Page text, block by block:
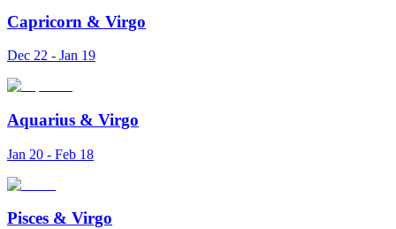
Capricorn & Virgo
Dec 22 - Jan 19
Aquarius & Virgo
Jan 20 - Feb 18
Pisces & Virgo